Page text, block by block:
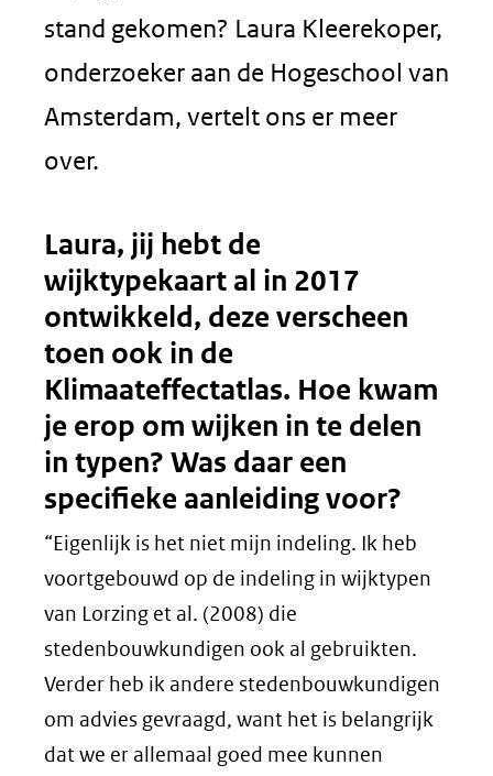
stand gekomen? Laura Kleerekoper,
onderzoeker aan de Hogeschool van
Amsterdam, vertelt ons er meer
over.
Laura, jij hebt de
wijktypekaart al in 2017
ontwikkeld, deze verscheen
toen ook in de
Klimaateffectatlas. Hoe kwam
je erop om wijken in te delen
in typen? Was daar een
specifieke aanleiding voor?
“Eigenlijk is het niet mijn indeling. Ik heb
voortgebouwd op de indeling in wijktypen
van Lorzing et al. (2008) die
stedenbouwkundigen ook al gebruikten.
Verder heb ik andere stedenbouwkundigen
om advies gevraagd, want het is belangrijk
dat we er allemaal goed mee kunnen